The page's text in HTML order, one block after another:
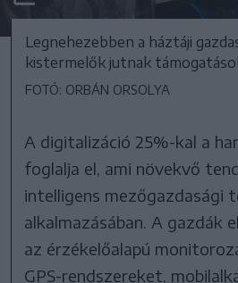
Legnehezebben a háztáji
kistermelők jutnak
FOTÓ: ORBÁN ORSOLYA
A digitalizáció 25%-kal a
foglalja el, ami növekvő
intelligens mezőgazdasági
alkalmazásában. A gazdák
az érzékelőalapú
GPS-rendszereket,